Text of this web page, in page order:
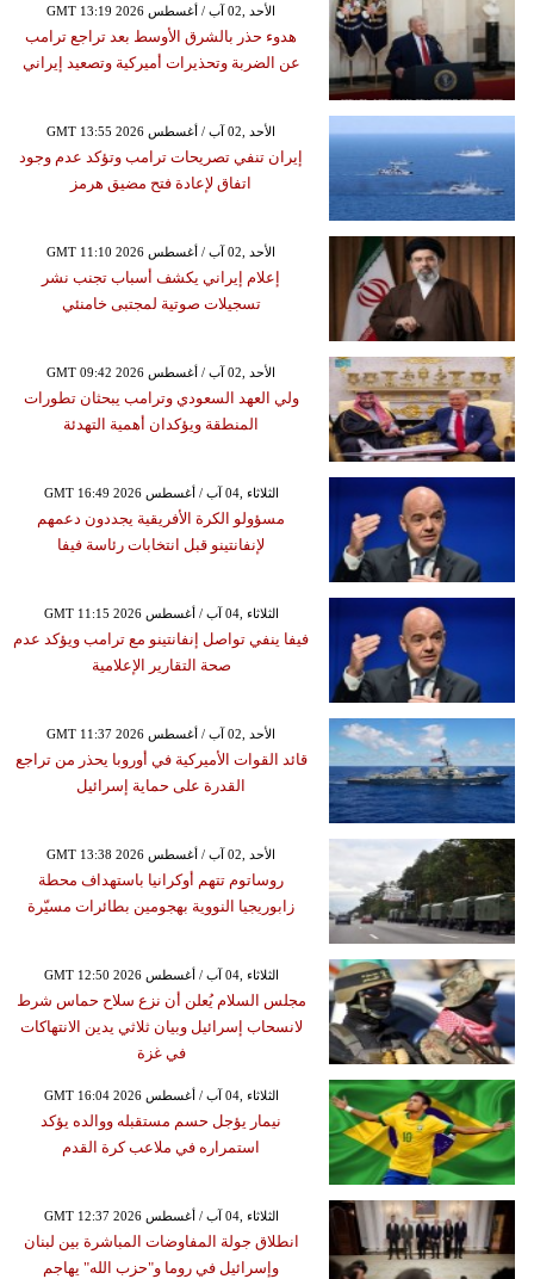
GMT 13:19 2026 الأحد ,02 آب / أغسطس
هدوء حذر بالشرق الأوسط بعد تراجع ترامب
عن الضربة وتحذيرات أميركية وتصعيد إيراني
GMT 13:55 2026 الأحد ,02 آب / أغسطس
إيران تنفي تصريحات ترامب وتؤكد عدم وجود
اتفاق لإعادة فتح مضيق هرمز
GMT 11:10 2026 الأحد ,02 آب / أغسطس
إعلام إيراني يكشف أسباب تجنب نشر
تسجيلات صوتية لمجتبى خامنئي
GMT 09:42 2026 الأحد ,02 آب / أغسطس
ولي العهد السعودي وترامب يبحثان تطورات
المنطقة ويؤكدان أهمية التهدئة
GMT 16:49 2026 الثلاثاء ,04 آب / أغسطس
مسؤولو الكرة الأفريقية يجددون دعمهم
لإنفانتينو قبل انتخابات رئاسة فيفا
GMT 11:15 2026 الثلاثاء ,04 آب / أغسطس
فيفا ينفي تواصل إنفانتينو مع ترامب ويؤكد عدم
صحة التقارير الإعلامية
GMT 11:37 2026 الأحد ,02 آب / أغسطس
قائد القوات الأميركية في أوروبا يحذر من تراجع
القدرة على حماية إسرائيل
GMT 13:38 2026 الأحد ,02 آب / أغسطس
روساتوم تتهم أوكرانيا باستهداف محطة
زابوريجيا النووية بهجومين بطائرات مسيّرة
GMT 12:50 2026 الثلاثاء ,04 آب / أغسطس
مجلس السلام يُعلن أن نزع سلاح حماس شرط
لانسحاب إسرائيل وبيان ثلاثي يدين الانتهاكات
في غزة
GMT 16:04 2026 الثلاثاء ,04 آب / أغسطس
نيمار يؤجل حسم مستقبله ووالده يؤكد
استمراره في ملاعب كرة القدم
GMT 12:37 2026 الثلاثاء ,04 آب / أغسطس
انطلاق جولة المفاوضات المباشرة بين لبنان
وإسرائيل في روما و"حزب الله" يهاجم